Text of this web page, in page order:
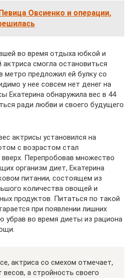
Овсиенко и операции,
во время отдыха юбкой и
смогла остановиться
метро предложил ей булку со
у нее совсем нет денег на
Екатерина обнаружила вес в 44
ради любви и своего будущего
актрисы установился на
с возрастом стал
Перепробовав множество
организм диет, Екатерина
питании, состоящем из
количества овощей и
продуктов. Питаться по такой
при появлении лишних
убрав во время диеты из рациона
актриса со смехом отмечает,
а стройность своего